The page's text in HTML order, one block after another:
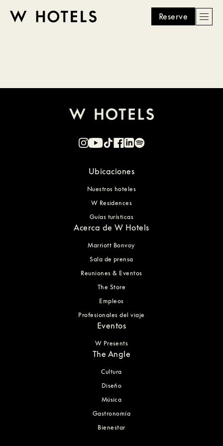
Reserve
Ubicaciones
Nuestros hoteles
W Residences
Guías turísticas
Acerca de W Hotels
Marriott Bonvoy
Sala de prensa
Reuniones & Eventos
The Store
Empleos
Profesionales del viaje
Eventos
W Presents
The Angle
Cultura
Diseño
Música
Gastronomía
Bienestar